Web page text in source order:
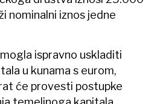
nominalni iznos jedne
ispravno uskladiti
u kunama s eurom,
će provesti postupke